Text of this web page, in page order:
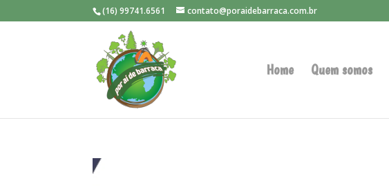
(16) 99741.6561 contato@poraidebarraca.com.br
Home Quem somos